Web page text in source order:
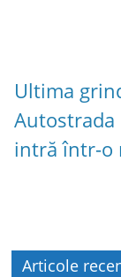
Ultima
Autostrada
intră într-o
Articole